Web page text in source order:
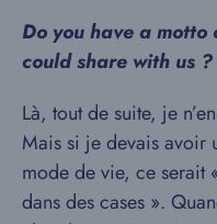
Do you have a
could share with us ?
Là, tout de suite, je
Mais si je devais avoir
mode de vie, ce serait
dans des cases ».